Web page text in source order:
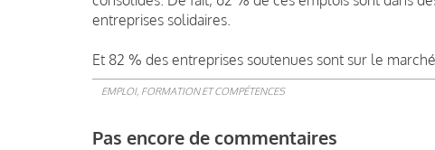
entreprises solidaires.
Et 82 % des entreprises soutenues sont sur le
EMPLOI, FORMATION ET COMPÉTENCES
Pas encore de commentaires